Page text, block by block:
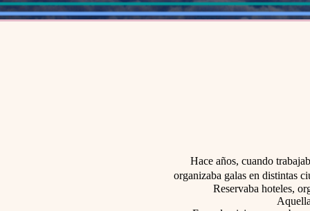
Hace años, cuando
organizaba galas en distintas
Reservaba hoteles,